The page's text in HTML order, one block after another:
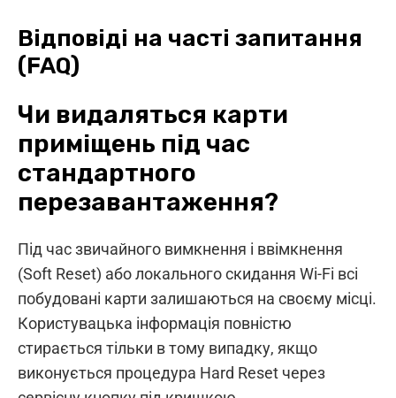
Відповіді на часті запитання
(FAQ)
Чи видаляться карти
приміщень під час
стандартного
перезавантаження?
Під час звичайного вимкнення і ввімкнення
(Soft Reset) або локального скидання Wi-Fi всі
побудовані карти залишаються на своєму місці.
Користувацька інформація повністю
стирається тільки в тому випадку, якщо
виконується процедура Hard Reset через